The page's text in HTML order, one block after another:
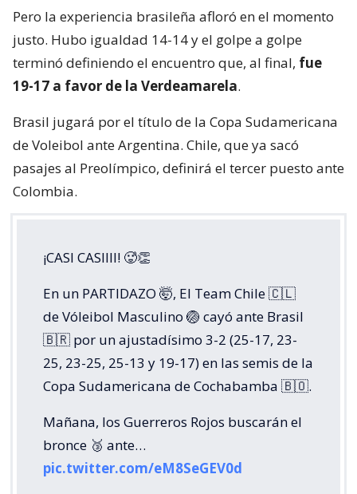
Pero la experiencia brasileña afloró en el momento
justo. Hubo igualdad 14-14 y el golpe a golpe
terminó definiendo el encuentro que, al final, fue
19-17 a favor de la Verdeamarela.
Brasil jugará por el título de la Copa Sudamericana
de Voleibol ante Argentina. Chile, que ya sacó
pasajes al Preolímpico, definirá el tercer puesto ante
Colombia.
¡CASI CASIIII! 🥵👏
En un PARTIDAZO 🤯, El Team Chile 🇨🇱
de Vóleibol Masculino 🏐 cayó ante Brasil
🇧🇷 por un ajustadísimo 3-2 (25-17, 23-
25, 23-25, 25-13 y 19-17) en las semis de la
Copa Sudamericana de Cochabamba 🇧🇴.
Mañana, los Guerreros Rojos buscarán el
bronce 🥉 ante…
pic.twitter.com/eM8SeGEV0d